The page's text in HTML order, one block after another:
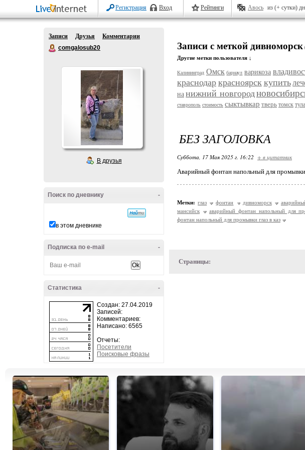
Регистрация Вход Рейтинги Авось из (+ сутки)
Записи Друзья
Комментарии
comgalosub20
В друзья
-
Поиск по дневнику
в этом дневнике
-
Подписка по e-mail
-
Статистика
Создан: 27.04.2019
Записей:
Комментариев:
Написано: 6565
Отчеты:
Посетители
Поисковые фразы
Записи с меткой дивноморск
Другие метки пользователя ↓
Калининград Омск барнаул варикоза
краснодар красноярск купить
на нижний новгород
ставрополь стоимость сыктывкар тверь томск тула
БЕЗ ЗАГОЛОВКА
Суббота, 17 Мая 2025 г. 16:22 + в цитатник
Аварийный фонтан напольный для промывки
Метки: глаз фонтан дивноморск
мансийск
аварийный фонтан напольный для
фонтан напольный для промывки глаз в каз
Страницы: